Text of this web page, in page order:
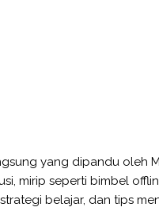
yang dipandu oleh
mirip seperti bimbel
belajar, dan tips